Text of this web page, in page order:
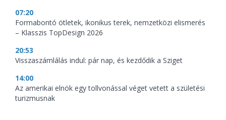
07:20
Formabontó ötletek, ikonikus terek, nemzetközi elismerés
– Klasszis TopDesign 2026
20:53
Visszaszámlálás indul: pár nap, és kezdődik a Sziget
14:00
Az amerikai elnök egy tollvonással véget vetett a születési
turizmusnak